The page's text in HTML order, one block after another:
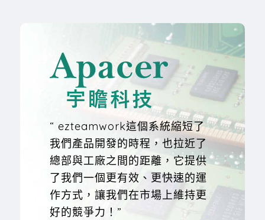
“ ezteamwork這個系統縮短了
我們產品開發的時程，也拉近了
總部與工廠之間的距離，它提供
了我們一個更有效、更快速的運
作方式，讓我們在市場上維持更
好的競爭力！”